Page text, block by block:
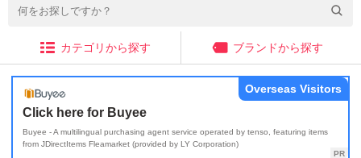
カテゴリから探す ブランドから探す
Click here for Buyee
Buyee - A multilingual purchasing agent service operated by tenso, featuring items
from JDirectItems Fleamarket (provided by LY Corporation)
Overseas Visitors